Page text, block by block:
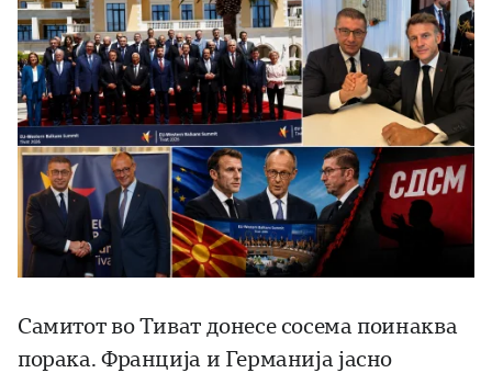
Самитот во Тиват донесе сосема поинаква
порака. Франција и Германија јасно